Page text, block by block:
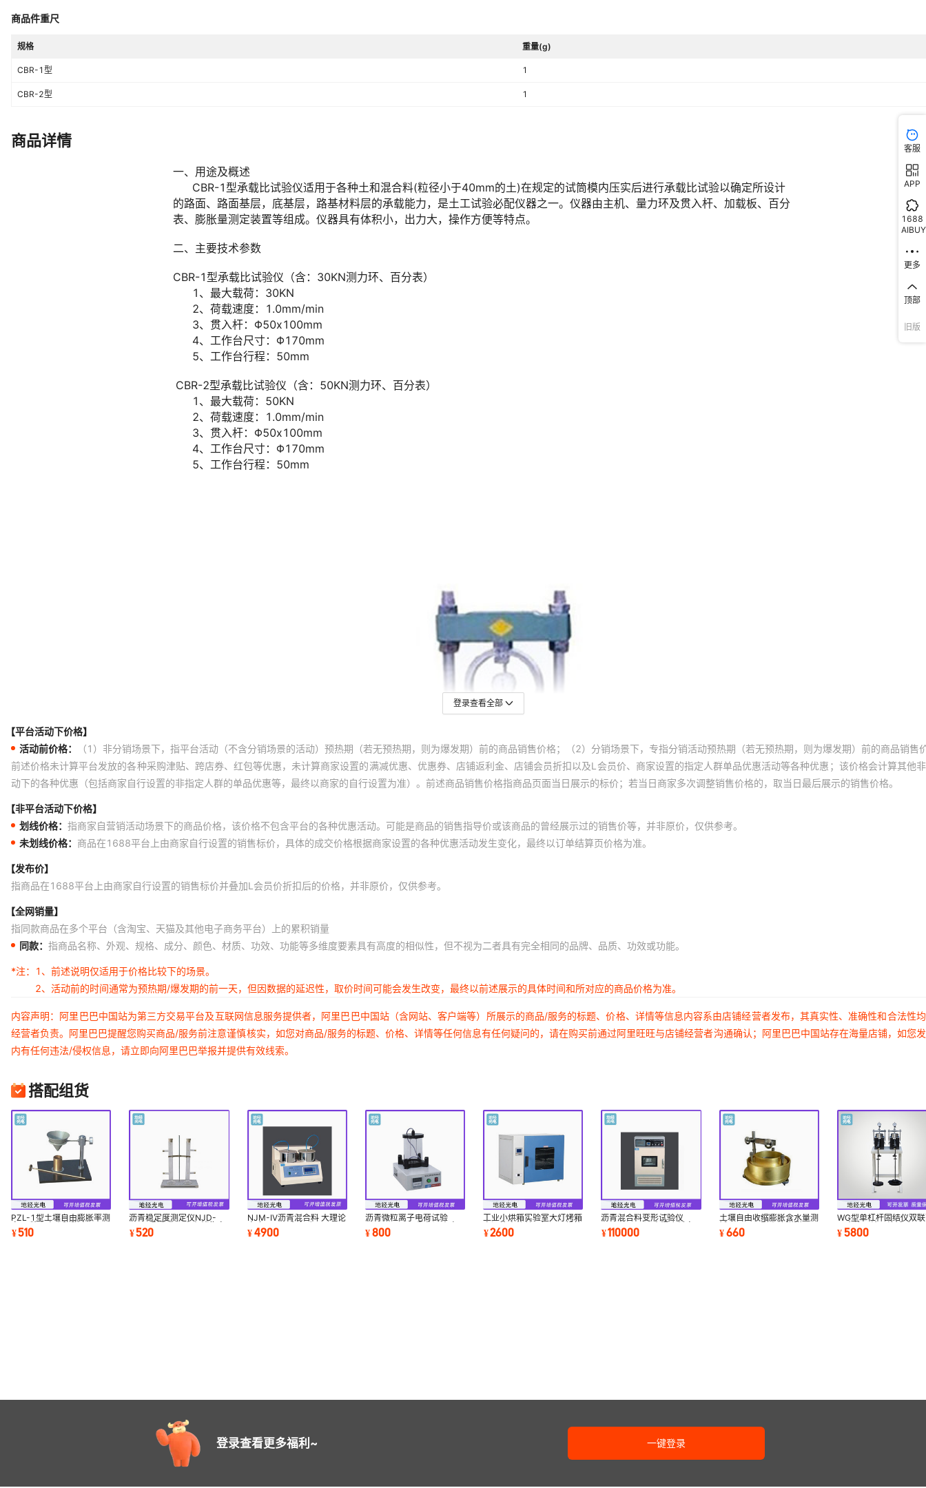
商品件重尺
规格 重量(g)
CBR-1型 1
CBR-2型 1
商品详情
登录查看全部
【平台活动下价格】
活动前价格：
（1）非分销场景下，指平台活动（不含分销场景的活动）预热期（若无预热期，则为爆发期）前的商品销售价格；（2）分销场景下，专指分销活动预热期（若无预热期，则为爆发期）前的商品销售
前述价格未计算平台发放的各种采购津贴、跨店券、红包等优惠，未计算商家设置的满减优惠、优惠券、店铺返利金、店铺会员折扣以及L会员价、商家设置的指定人群单品优惠活动等各种优惠；该价格会计算其他
动下的各种优惠（包括商家自行设置的非指定人群的单品优惠等，最终以商家的自行设置为准）。前述商品销售价格指商品页面当日展示的标价；若当日商家多次调整销售价格的，取当日最后展示的销售价格。
【非平台活动下价格】
划线价格： 指商家自营销活动场景下的商品价格，该价格不包含平台的各种优惠活动。可能是商品的销售指导价或该商品的曾经展示过的销售价等，并非原价，仅供参考。
未划线价格： 商品在1688平台上由商家自行设置的销售标价，具体的成交价格根据商家设置的各种优惠活动发生变化，最终以订单结算页价格为准。
【发布价】
指商品在1688平台上由商家自行设置的销售标价并叠加L会员价折扣后的价格，并非原价，仅供参考。
【全网销量】
指同款商品在多个平台（含淘宝、天猫及其他电子商务平台）上的累积销量
同款： 指商品名称、外观、规格、成分、颜色、材质、功效、功能等多维度要素具有高度的相似性，但不视为二者具有完全相同的品牌、品质、功效或功能。
*注：
1、前述说明仅适用于价格比较下的场景。
2、活动前的时间通常为预热期/爆发期的前一天，但因数据的延迟性，取价时间可能会发生改变，最终以前述展示的具体时间和所对应的商品价格为准。
内容声明：阿里巴巴中国站为第三方交易平台及互联网信息服务提供者，阿里巴巴中国站（含网站、客户端等）所展示的商品/服务的标题、价格、详情等信息内容系由店铺经营者发布，其真实性、准确性和合法性
经营者负责。阿里巴巴提醒您购买商品/服务前注意谨慎核实，如您对商品/服务的标题、价格、详情等任何信息有任何疑问的，请在购买前通过阿里旺旺与店铺经营者沟通确认；阿里巴巴中国站存在海量店铺，如您
内有任何违法/侵权信息，请立即向阿里巴巴举报并提供有效线索。
搭配组货
PZL-1型土壤自由膨胀率测
定仪 粘土自由膨胀率 无颈
漏斗量杯
¥510
沥青稳定度测定仪NJD-
0656型乳化沥青存储稳定
性试验仪
¥520
NJM-IV沥青混合料 大理论
密度仪屏显全自动
¥4900
沥青微粒离子电荷试验
NJYD-0653 乳化沥青电
荷试验仪
¥800
工业小烘箱实验室大灯烤箱
高温箱电热鼓风恒温干燥箱
¥2600
沥青混合料变形试验仪
NJD-0728沥青混合料弯
曲高低温蠕变试验机
¥110000
土壤自由收缩膨胀含水量测
试仪 WZ-2型土壤膨胀仪
¥660
WG型单杠杆固结仪双
压土壤固结压缩试验仪
¥5800
登录查看更多福利~ 一键登录
客服
APP
1688
AIBUY
更多
顶部
旧版